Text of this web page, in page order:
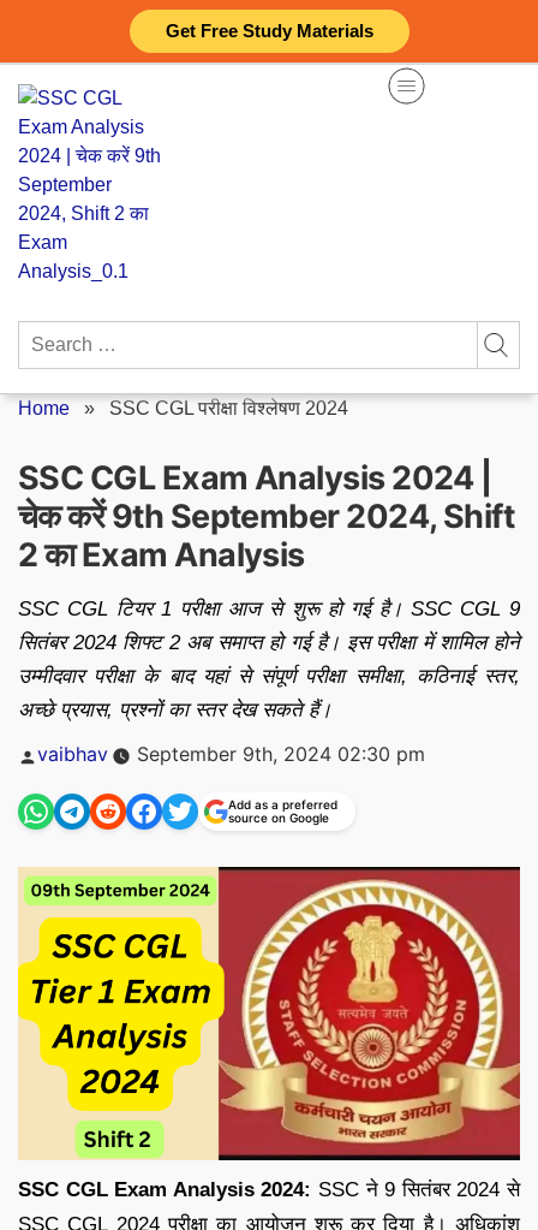
Get Free Study Materials
content
Search
Home » SSC CGL परीक्षा विश्लेषण 2024
SSC CGL Exam Analysis 2024 |
चेक करें 9th September 2024, Shift
2 का Exam Analysis
SSC CGL टियर 1 परीक्षा आज से शुरू हो गई है। SSC CGL 9
सितंबर 2024 शिफ्ट 2 अब समाप्त हो गई है। इस परीक्षा में शामिल होने
उम्मीदवार परीक्षा के बाद यहां से संपूर्ण परीक्षा समीक्षा, कठिनाई स्तर,
अच्छे प्रयास, प्रश्नों का स्तर देख सकते हैं।
Posted
vaibhav September 9th, 2024 02:30 pm
Add as a preferred
source on Google
SSC CGL Exam Analysis 2024: SSC ने 9 सितंबर 2024 से
SSC CGL 2024 परीक्षा का आयोजन शुरू कर दिया है। अधिकांश